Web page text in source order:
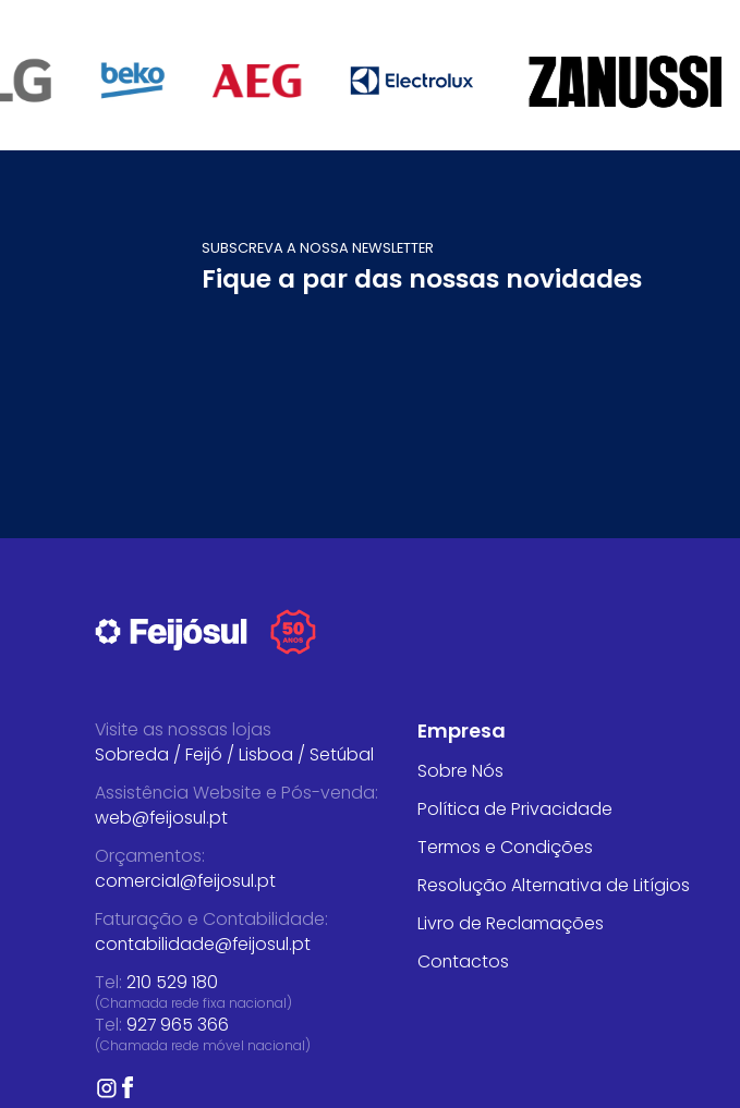
SUBSCREVA A NOSSA NEWSLETTER
Fique a par das nossas novidades
Visite as nossas lojas
Sobreda / Feijó / Lisboa / Setúbal
Assistência Website e Pós-venda:
web@feijosul.pt
Orçamentos:
comercial@feijosul.pt
Faturação e Contabilidade:
contabilidade@feijosul.pt
Tel: 210 529 180
(Chamada rede fixa nacional)
Tel: 927 965 366
(Chamada rede móvel nacional)
Empresa
Sobre Nós
Política de Privacidade
Termos e Condições
Resolução Alternativa de Litígios
Livro de Reclamações
Contactos